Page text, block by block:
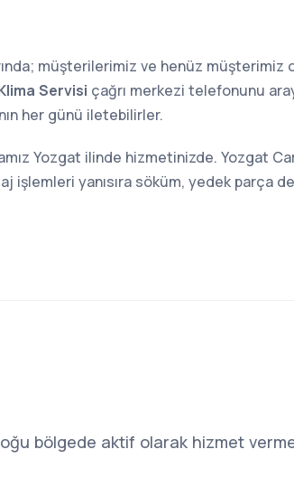
müşterilerimiz ve henüz müşterimiz
Servisi çağrı merkezi telefonunu
her günü iletebilirler.
Yozgat ilinde hizmetinizde. Yozgat
işlemleri yanısıra söküm, yedek parça
bölgede aktif olarak hizmet